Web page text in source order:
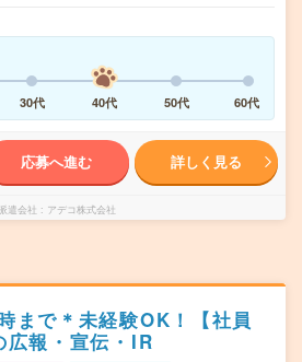
30代 40代 50代 60代
応募へ進む 詳しく見る
遣会社 アデコ株式会社
まで＊未経験OK！【社員
広報・宣伝・IR